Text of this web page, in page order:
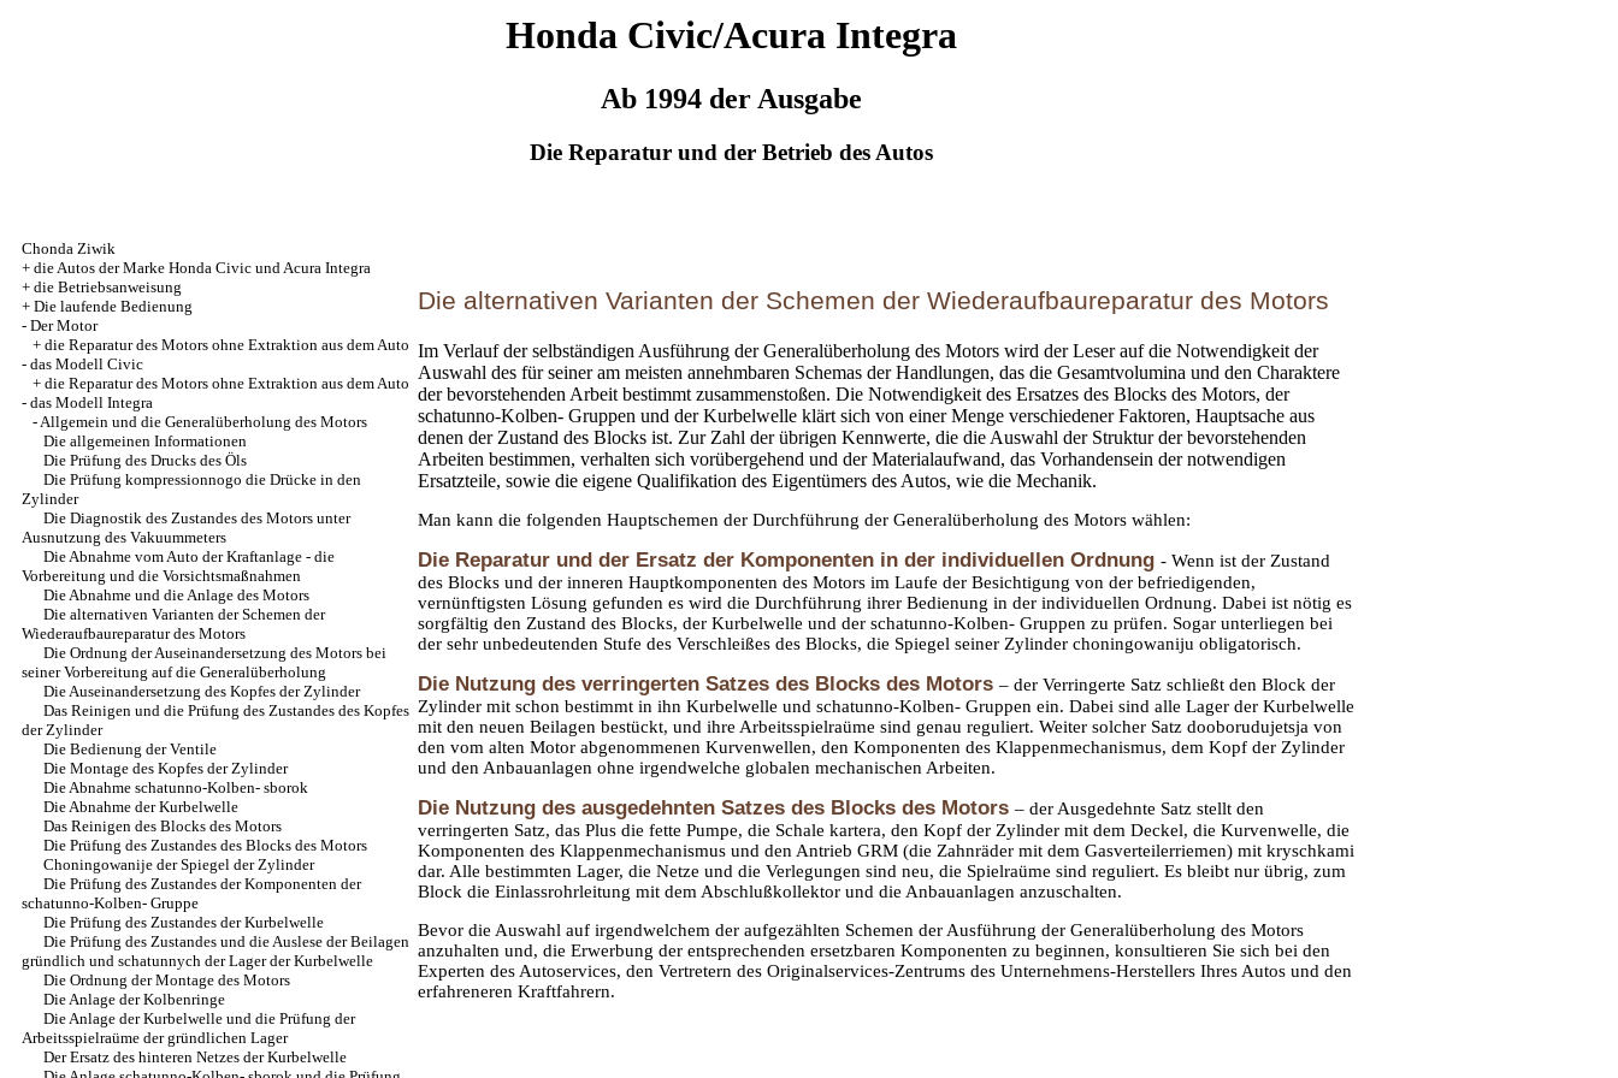
Honda Civic/Acura Integra
Ab 1994 der Ausgabe
Die Reparatur und der Betrieb des Autos
Chonda Ziwik
+ die Autos der Marke Honda Civic und Acura Integra
+ die Betriebsanweisung
+ Die laufende Bedienung
- Der Motor
+ die Reparatur des Motors ohne Extraktion aus dem Auto
- das Modell Civic
+ die Reparatur des Motors ohne Extraktion aus dem Auto
- das Modell Integra
-Allgemein und die Generalüberholung des Motors
Die allgemeinen Informationen
Die Prüfung des Drucks des Öls
Die Prüfung kompressionnogo die Drücke in den
Zylinder
Die Diagnostik des Zustandes des Motors unter
Ausnutzung des Vakuummeters
Die Abnahme vom Auto der Kraftanlage - die
Vorbereitung und die Vorsichtsmaßnahmen
Die Abnahme und die Anlage des Motors
Die alternativen Varianten der Schemen der
Wiederaufbaureparatur des Motors
Die Ordnung der Auseinandersetzung des Motors bei
seiner Vorbereitung auf die Generalüberholung
Die Auseinandersetzung des Kopfes der Zylinder
Das Reinigen und die Prüfung des Zustandes des Kopfes
der Zylinder
Die Bedienung der Ventile
Die Montage des Kopfes der Zylinder
Die Abnahme schatunno-Kolben- sborok
Die Abnahme der Kurbelwelle
Das Reinigen des Blocks des Motors
Die Prüfung des Zustandes des Blocks des Motors
Choningowanije der Spiegel der Zylinder
Die Prüfung des Zustandes der Komponenten der
schatunno-Kolben- Gruppe
Die Prüfung des Zustandes der Kurbelwelle
Die Prüfung des Zustandes und die Auslese der Beilagen
gründlich und schatunnych der Lager der Kurbelwelle
Die Ordnung der Montage des Motors
Die Anlage der Kolbenringe
Die Anlage der Kurbelwelle und die Prüfung der
Arbeitsspielraüme der gründlichen Lager
Der Ersatz des hinteren Netzes der Kurbelwelle
Die alternativen Varianten der Schemen der Wiederaufbaureparatur des Motors
Im Verlauf der selbständigen Ausführung der Generalüberholung des Motors wird der Leser auf die Notwendigkeit der
Auswahl des für seiner am meisten annehmbaren Schemas der Handlungen, das die Gesamtvolumina und den Charaktere
der bevorstehenden Arbeit bestimmt zusammenstoßen. Die Notwendigkeit des Ersatzes des Blocks des Motors, der
schatunno-Kolben- Gruppen und der Kurbelwelle klärt sich von einer Menge verschiedener Faktoren, Hauptsache aus
denen der Zustand des Blocks ist. Zur Zahl der übrigen Kennwerte, die die Auswahl der Struktur der bevorstehenden
Arbeiten bestimmen, verhalten sich vorübergehend und der Materialaufwand, das Vorhandensein der notwendigen
Ersatzteile, sowie die eigene Qualifikation des Eigentümers des Autos, wie die Mechanik.
Man kann die folgenden Hauptschemen der Durchführung der Generalüberholung des Motors wählen:
Die Reparatur und der Ersatz der Komponenten in der individuellen Ordnung - Wenn ist der Zustand
des Blocks und der inneren Hauptkomponenten des Motors im Laufe der Besichtigung von der befriedigenden,
vernünftigsten Lösung gefunden es wird die Durchführung ihrer Bedienung in der individuellen Ordnung. Dabei ist nötig es
sorgfältig den Zustand des Blocks, der Kurbelwelle und der schatunno-Kolben- Gruppen zu prüfen. Sogar unterliegen bei
der sehr unbedeutenden Stufe des Verschleißes des Blocks, die Spiegel seiner Zylinder choningowaniju obligatorisch.
Die Nutzung des verringerten Satzes des Blocks des Motors – der Verringerte Satz schließt den Block der
Zylinder mit schon bestimmt in ihn Kurbelwelle und schatunno-Kolben- Gruppen ein. Dabei sind alle Lager der Kurbelwelle
mit den neuen Beilagen bestückt, und ihre Arbeitsspielraüme sind genau reguliert. Weiter solcher Satz dooborudujetsja von
den vom alten Motor abgenommenen Kurvenwellen, den Komponenten des Klappenmechanismus, dem Kopf der Zylinder
und den Anbauanlagen ohne irgendwelche globalen mechanischen Arbeiten.
Die Nutzung des ausgedehnten Satzes des Blocks des Motors – der Ausgedehnte Satz stellt den
verringerten Satz, das Plus die fette Pumpe, die Schale kartera, den Kopf der Zylinder mit dem Deckel, die Kurvenwelle, die
Komponenten des Klappenmechanismus und den Antrieb GRM (die Zahnräder mit dem Gasverteilerriemen) mit kryschkami
dar. Alle bestimmten Lager, die Netze und die Verlegungen sind neu, die Spielraüme sind reguliert. Es bleibt nur übrig, zum
Block die Einlassrohrleitung mit dem Abschlußkollektor und die Anbauanlagen anzuschalten.
Bevor die Auswahl auf irgendwelchem der aufgezählten Schemen der Ausführung der Generalüberholung des Motors
anzuhalten und, die Erwerbung der entsprechenden ersetzbaren Komponenten zu beginnen, konsultieren Sie sich bei den
Experten des Autoservices, den Vertretern des Originalservices-Zentrums des Unternehmens-Herstellers Ihres Autos und den
erfahreneren Kraftfahrern.